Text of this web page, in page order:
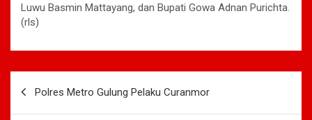
Luwu Basmin Mattayang, dan Bupati Gowa Adnan Purichta.
(rls)
Polres Metro Gulung Pelaku Curanmor